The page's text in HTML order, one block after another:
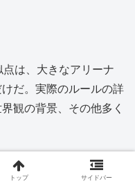
点は、大きなアリーナ
だ。実際のルールの詳
観の背景、その他多く
トップ サイドバー